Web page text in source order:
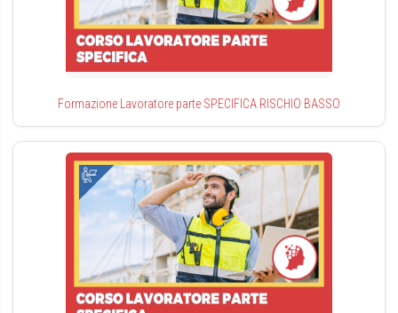
Formazione Lavoratore parte SPECIFICA RISCHIO BASSO